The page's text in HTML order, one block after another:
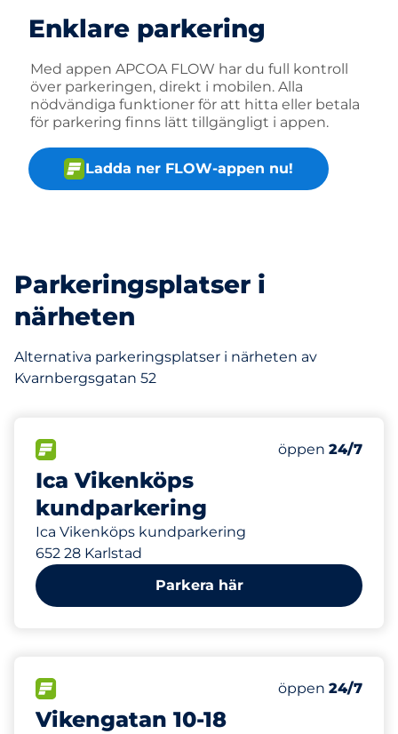
Enklare parkering
Med appen APCOA FLOW har du full kontroll
över parkeringen, direkt i mobilen. Alla
nödvändiga funktioner för att hitta eller betala
för parkering finns lätt tillgängligt i appen.
Ladda ner FLOW-appen nu!
Parkeringsplatser i
närheten
Alternativa parkeringsplatser i närheten av
Kvarnbergsgatan 52
Ica Vikenköps
kundparkering
Ica Vikenköps kundparkering
652 28 Karlstad
Lördag
öppen 24/7
99 m
Parkera här
Vikengatan 10-18
Antal
Totalt antal
Lördag
öppen 24/7
238 m